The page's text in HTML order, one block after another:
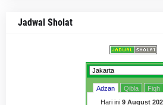
Jadwal Sholat